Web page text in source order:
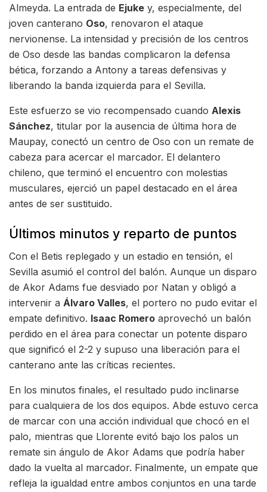
Almeyda. La entrada de Ejuke y, especialmente, del
joven canterano Oso, renovaron el ataque
nervionense. La intensidad y precisión de los centros
de Oso desde las bandas complicaron la defensa
bética, forzando a Antony a tareas defensivas y
liberando la banda izquierda para el Sevilla.
Este esfuerzo se vio recompensado cuando Alexis
Sánchez, titular por la ausencia de última hora de
Maupay, conectó un centro de Oso con un remate de
cabeza para acercar el marcador. El delantero
chileno, que terminó el encuentro con molestias
musculares, ejerció un papel destacado en el área
antes de ser sustituido.
Últimos minutos y reparto de puntos
Con el Betis replegado y un estadio en tensión, el
Sevilla asumió el control del balón. Aunque un disparo
de Akor Adams fue desviado por Natan y obligó a
intervenir a Álvaro Valles, el portero no pudo evitar el
empate definitivo. Isaac Romero aprovechó un balón
perdido en el área para conectar un potente disparo
que significó el 2-2 y supuso una liberación para el
canterano ante las críticas recientes.
En los minutos finales, el resultado pudo inclinarse
para cualquiera de los dos equipos. Abde estuvo cerca
de marcar con una acción individual que chocó en el
palo, mientras que Llorente evitó bajo los palos un
remate sin ángulo de Akor Adams que podría haber
dado la vuelta al marcador. Finalmente, un empate que
refleja la igualdad entre ambos conjuntos en una tarde